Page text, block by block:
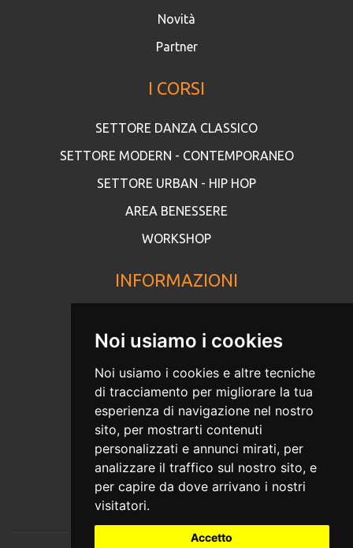
Noi usiamo i cookies
Noi usiamo i cookies e altre tecniche
di tracciamento per migliorare la tua
esperienza di navigazione nel nostro
sito, per mostrarti contenuti
personalizzati e annunci mirati, per
analizzare il traffico sul nostro sito, e
per capire da dove arrivano i nostri
visitatori.
Accetto
Novità
Partner
I CORSI
SETTORE DANZA CLASSICO
SETTORE MODERN - CONTEMPORANEO
SETTORE URBAN - HIP HOP
AREA BENESSERE
WORKSHOP
INFORMAZIONI
Moduli ed informazioni
Privacy Policy
Cookies
MEDIA
Social